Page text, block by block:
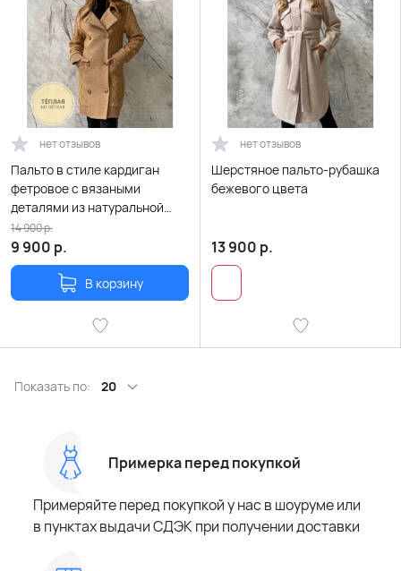
нет отзывов
Пальто в стиле кардиган
фетровое с вязаными
деталями из натуральной
шерсти карамельного цвета
9 900 р.
14 900р.
В корзину
нет отзывов
Шерстяное пальто-рубашка
бежевого цвета
13 900 р.
Показать по: 20
Примерка перед покупкой
Примеряйте перед покупкой у нас в шоуруме или
в пунктах выдачи СДЭК при получении доставки